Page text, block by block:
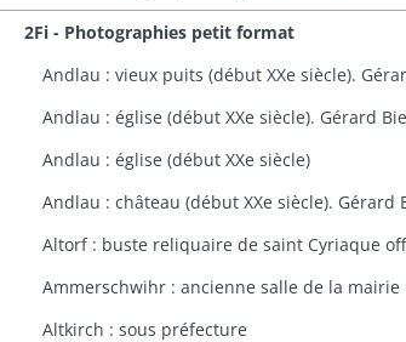
2Fi - Photographies petit format
Andlau : vieux puits (début XXe siècle).
Andlau : église (début XXe siècle). Gérard
Andlau : église (début XXe siècle)
Andlau : château (début XXe siècle). Gérard
Ammerschwihr : ancienne salle de la mairie
Altkirch : sous préfecture